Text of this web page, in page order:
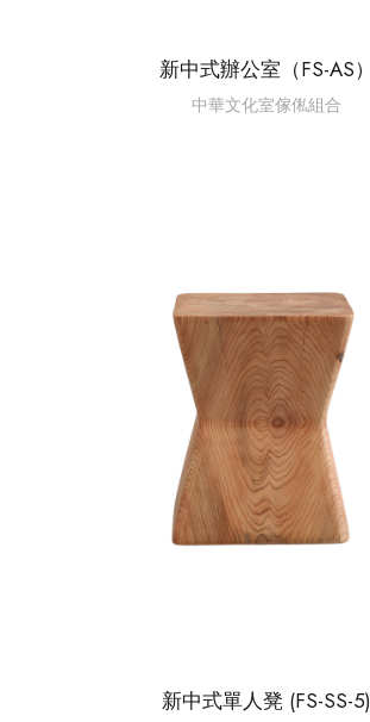
新中式辦公室（FS-AS）
中華文化室傢俬組合
新中式單人凳 (FS-SS-5)